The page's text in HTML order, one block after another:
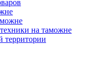
на таможне
территории